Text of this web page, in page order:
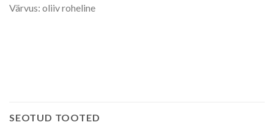
Värvus: oliiv roheline
SEOTUD TOOTED